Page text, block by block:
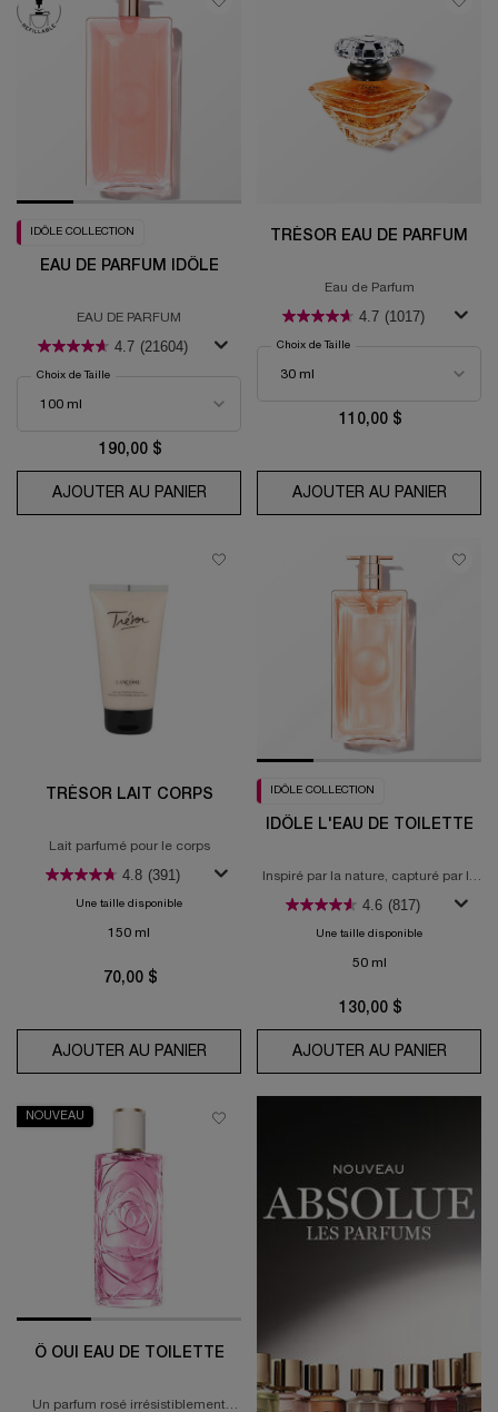
IDÔLE COLLECTION
EAU DE PARFUM IDÔLE
EAU DE PARFUM
4.7 (21604)
Choix de Taille
190,00 $
AJOUTER AU PANIEREAU DE PARFUM IDÔLE
TRÉSOR EAU DE PARFUM
Eau de Parfum
4.7 (1017)
Choix de Taille
110,00 $
AJOUTER AU PANIER
TRÉSOR LAIT CORPS
Lait parfumé pour le corps
4.8 (391)
Une taille disponible
150 ml
70,00 $
AJOUTER AU PANIER TRÉSOR LAIT CORPS
IDÔLE COLLECTION
IDÔLE L'EAU DE TOILETTE
Inspiré par la nature, capturé par la
4.6 (817)
Une taille disponible
50 ml
130,00 $
AJOUTER AU PANIER
NOUVEAU
Ô OUI EAU DE TOILETTE
Un parfum rosé irrésistiblement